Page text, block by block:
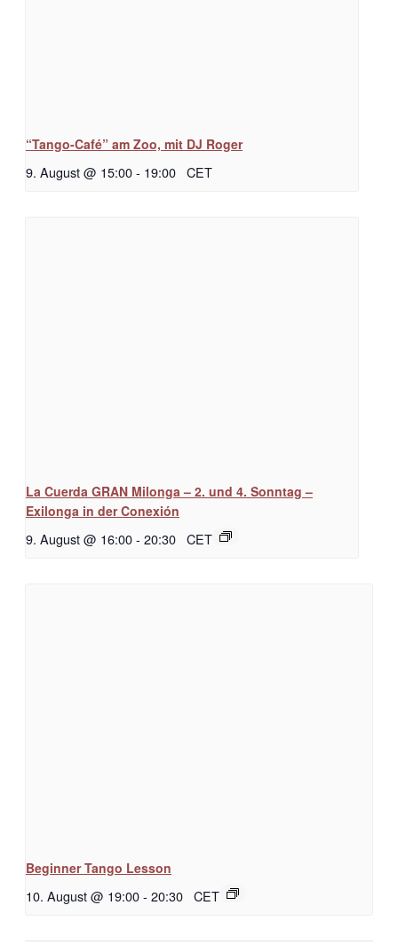
“Tango-Café” am Zoo, mit DJ Roger
9. August @ 15:00- 19:00 CET
La Cuerda GRAN Milonga – 2. und 4. Sonntag –
Exilonga in der Conexión
9. August @ 16:00- 20:30 CET
Beginner Tango Lesson
10. August @ 19:00- 20:30 CET